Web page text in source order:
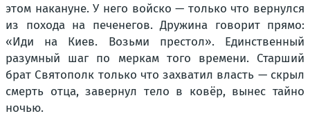
этом накануне. У него войско — только что вернулся
из похода на печенегов. Дружина говорит прямо:
«Иди на Киев. Возьми престол». Единственный
разумный шаг по меркам того времени. Старший
брат Святополк только что захватил власть — скрыл
смерть отца, завернул тело в ковёр, вынес тайно
ночью.